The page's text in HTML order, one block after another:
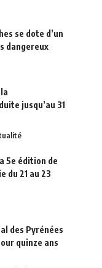
se dote d’un
dangereux
jusqu’au 31
5e édition de
du 21 au 23
des Pyrénées
quinze ans